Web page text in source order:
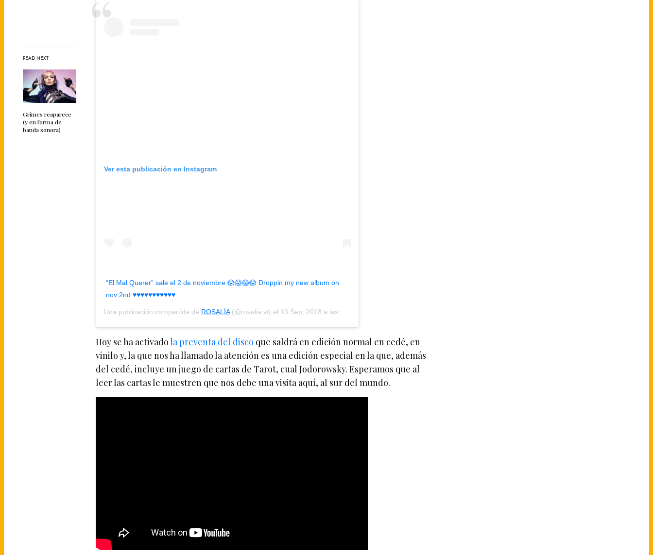
READ NEXT
Grimes reaparece
(y en forma de
banda sonora)
Ver esta publicación en Instagram
“El Mal Querer” sale el 2 de noviembre 😱😱😱😱 Droppin my new album on
nov 2nd ♥️♥️♥️♥️♥️♥️♥️♥️♥️♥️♥️
Una publicación compartida de ROSALÍA(@rosalia.vt) el 13 Sep, 2018 a las 12:43 PDT
Hoy se ha activadola preventa del disco que saldrá en edición normal en cedé, en
vinilo y, la que nos ha llamado la atención es una edición especial en la que, además
del cedé, incluye un juego de cartas de Tarot, cual Jodorowsky. Esperamos que al
leer las cartas le muestren que nos debe una visita aquí, al sur del mundo.